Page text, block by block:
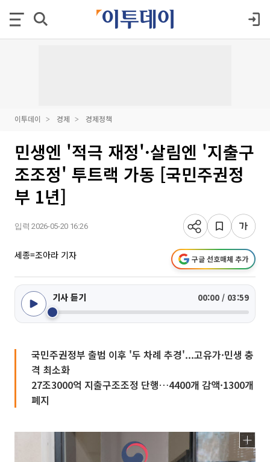
이투데이 경제 경제정책
민생엔 '적극 재정'·살림엔 '지출구
조조정' 투트랙 가동 [국민주권정
부 1년]
입력 2026-05-20 16:26
세종=조아라 기자 구글 선호매체 추가
기사 듣기 00:00 / 03:59
국민주권정부 출범 이후 '두 차례 추경'...고유가·민생 충
격 최소화
27조3000억 지출구조조정 단행…4400개 감액·1300개
폐지